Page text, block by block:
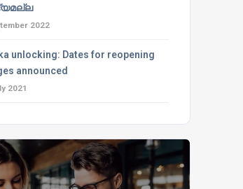
2022
unlocking: Dates for reopening
announced
2021